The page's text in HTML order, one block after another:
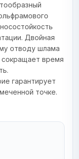
Двойная
отводу шлама
сокращает время
гарантирует
точке.